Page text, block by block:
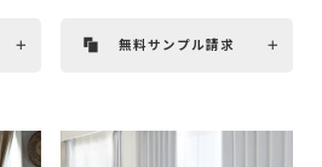
無料サンプル請求